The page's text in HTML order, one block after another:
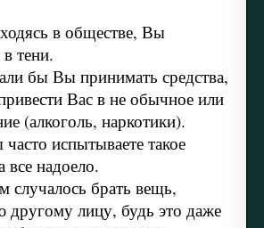
в обществе, Вы
в тени.
Вы принимать средства,
Вас в не обычное или
(алкоголь, наркотики).
испытываете такое
все надоело.
брать вещь,
лицу, будь это даже